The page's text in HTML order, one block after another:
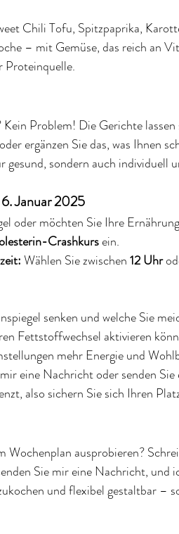
Chili Tofu, Spitzpaprika,
– mit Gemüse, das reich an
Proteinquelle.
Problem! Die Gerichte
ergänzen Sie das, was Ihnen
sondern auch individuell
Januar 2025
oder möchten Sie Ihre
Crashkurs ein.
Wählen Sie zwischen 12 Uhr
senken und welche Sie
Fettstoffwechsel aktivieren
mehr Energie und
eine Nachricht oder senden
also sichern Sie sich Ihren
Wochenplan ausprobieren?
Sie mir eine Nachricht, und
und flexibel gestaltbar –